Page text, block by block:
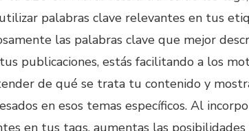
palabras clave relevantes en tus
las palabras clave que mejor
publicaciones, estás facilitando a los
de qué se trata tu contenido y
en esos temas específicos. Al
en tus tags, aumentas las